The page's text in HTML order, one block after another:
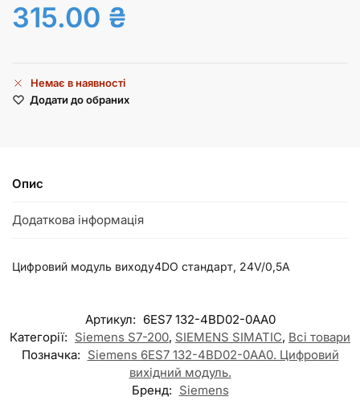
315.00 ₴
Немає в наявності
Додати до обраних
Опис
Додаткова інформація
Цифровий модуль виходу4DO стандарт, 24V/0,5A
Артикул: 6ES7 132-4BD02-0AA0
Категорії: Siemens S7-200, SIEMENS SIMATIC, Всі товари
Позначка: Siemens 6ES7 132-4BD02-0AA0. Цифровий
вихідний модуль.
Бренд: Siemens